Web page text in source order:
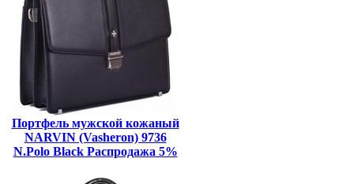
Портфель мужской кожаный
NARVIN (Vasheron) 9736
N.Polo Black Распродажа 5%